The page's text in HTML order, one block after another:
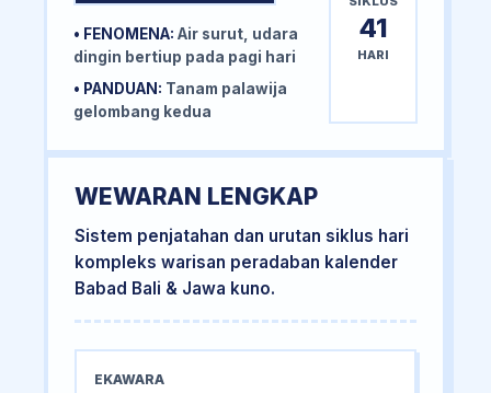
• FENOMENA: Air surut, udara
dingin bertiup pada pagi hari
• PANDUAN: Tanam palawija
gelombang kedua
41
HARI
WEWARAN LENGKAP
Sistem penjatahan dan urutan siklus hari
kompleks warisan peradaban kalender
Babad Bali & Jawa kuno.
EKAWARA